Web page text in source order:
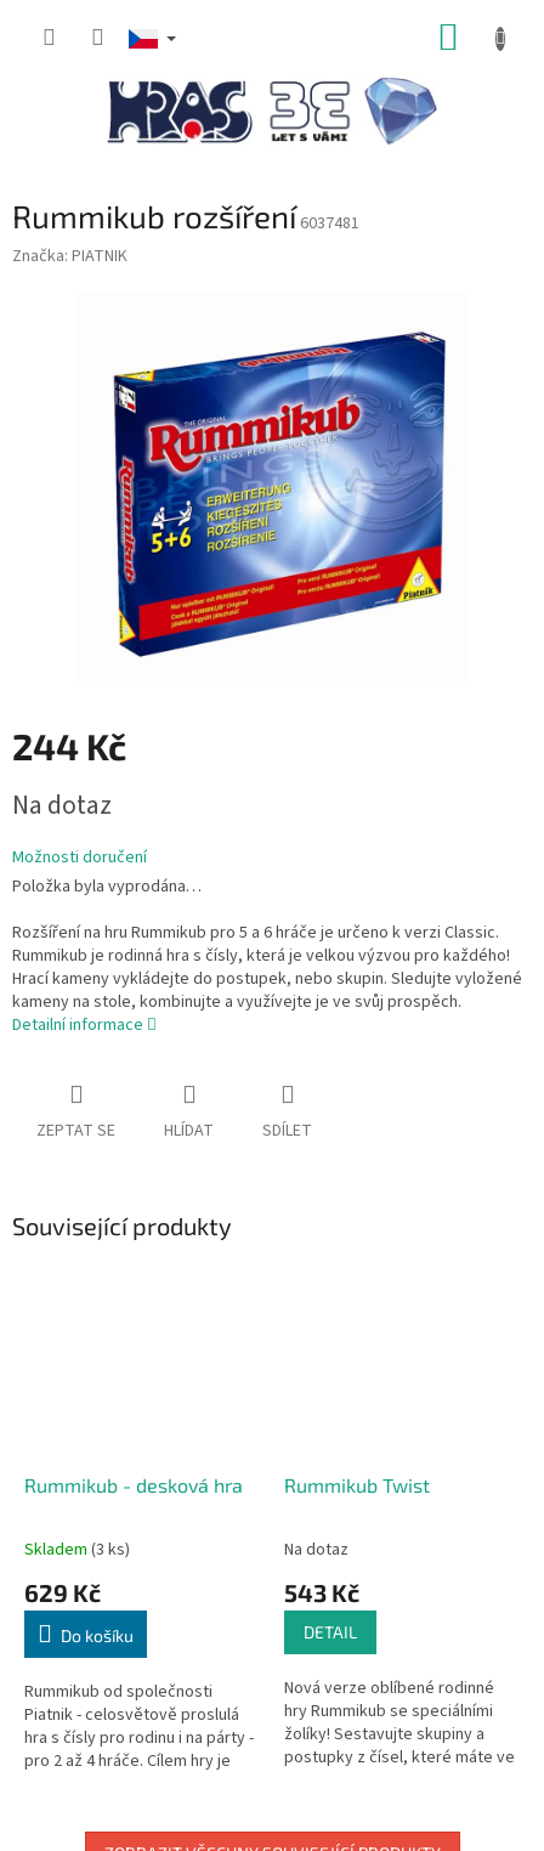
Rummikub rozšíření 6037481
Značka: PIATNIK
244 Kč
cena:
Na dotaz
Možnosti doručení
Položka byla vyprodána…
Rozšíření na hru Rummikub pro 5 a 6 hráče je určeno k verzi Classic.
Rummikub je rodinná hra s čísly, která je velkou výzvou pro každého!
Hrací kameny vykládejte do postupek, nebo skupin. Sledujte vyložené
kameny na stole, kombinujte a využívejte je ve svůj prospěch.
Detailní informace
ZEPTAT SE HLÍDAT SDÍLET
Související produkty
Rummikub - desková hra
Skladem (3 ks)
629 Kč
Do košíku
Rummikub od společnosti
Piatnik - celosvětově proslulá
hra s čísly pro rodinu i na párty -
pro 2 až 4 hráče. Cílem hry je
Rummikub Twist
Na dotaz
543 Kč
DETAIL
Nová verze oblíbené rodinné
hry Rummikub se speciálními
žolíky! Sestavujte skupiny a
postupky z čísel, které máte ve
a...